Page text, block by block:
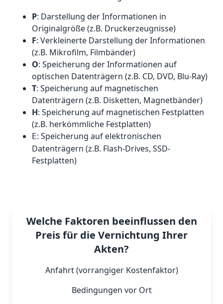
P: Darstellung der Informationen in
Originalgröße (z.B. Druckerzeugnisse)
F: Verkleinerte Darstellung der Informationen
(z.B. Mikrofilm, Filmbänder)
O: Speicherung der Informationen auf
optischen Datenträgern (z.B. CD, DVD, Blu-Ray)
T: Speicherung auf magnetischen
Datenträgern (z.B. Disketten, Magnetbänder)
H: Speicherung auf magnetischen Festplatten
(z.B. herkömmliche Festplatten)
E: Speicherung auf elektronischen
Datenträgern (z.B. Flash-Drives, SSD-
Festplatten)
Welche Faktoren beeinflussen den
Preis für die Vernichtung Ihrer
Akten?
Anfahrt (vorrangiger Kostenfaktor)
Bedingungen vor Ort